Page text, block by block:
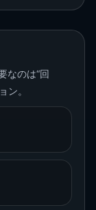
なのは“回
ン。